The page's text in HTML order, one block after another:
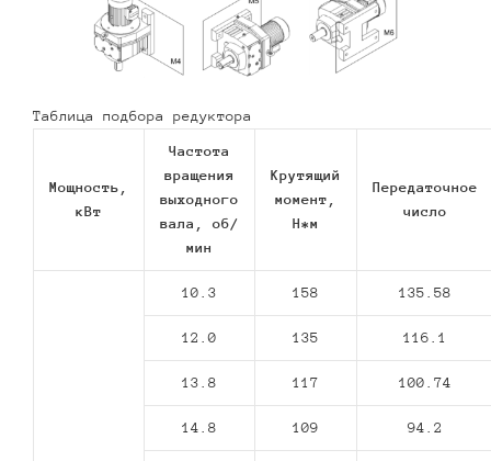
Таблица подбора редуктора
Мощность,
кВт
Частота
вращения
выходного
вала, об/
мин
Крутящий
момент,
Н*м
Передаточное
число
10.3 158 135.58
12.0 135 116.1
13.8 117 100.74
14.8 109 94.2